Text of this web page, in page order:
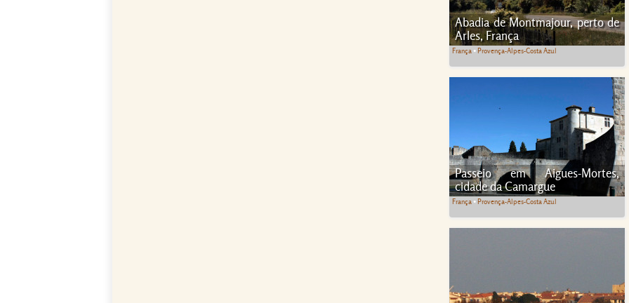
Abadia de Montmajour, perto de
Arles, França
França • Provença-Alpes-Costa Azul
Passeio em Aigues-Mortes,
cidade da Camargue
França • Provença-Alpes-Costa Azul